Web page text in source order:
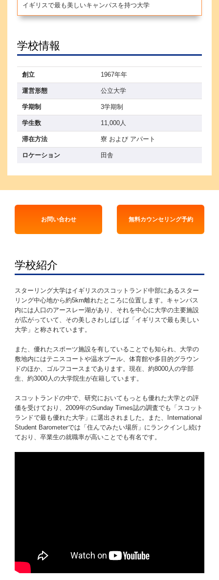
イギリスで最も美しいキャンパスを持つ大学
学校情報
創立 1967年年
運営形態 公立大学
学期制 3学期制
学生数 11,000人
滞在方法 寮 および アパート
ロケーション 田舎
お問い合わせ 無料カウンセリング予約
学校紹介
スターリング大学はイギリスのスコットランド中部にあるスター
リング中心地から約5km離れたところに位置します。キャンパス
内には人口のアースレー湖があり、それを中心に大学の主要施設
が広がっていて、その美しさわしばしば「イギリスで最も美しい
大学」と称されています。
また、優れたスポーツ施設を有していることでも知られ、大学の
敷地内にはテニスコートや温水プール、体育館や多目的グラウン
ドのほか、ゴルフコースまであります。現在、約8000人の学部
生、約3000人の大学院生が在籍しています。
スコットランドの中で、研究においてもっとも優れた大学との評
価を受けており、2009年のSunday Times誌の調査でも「スコット
ランドで最も優れた大学」に選出されました。また、International
Student Barometerでは「住んでみたい場所」にランクインし続け
ており、卒業生の就職率が高いことでも有名です。